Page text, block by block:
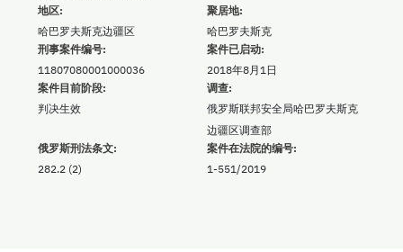
地区:
哈巴罗夫斯克边疆区
聚居地:
哈巴罗夫斯克
刑事案件编号:
11807080001000036
案件已启动:
2018年8月1日
案件目前阶段:
判决生效
调查:
俄罗斯联邦安全局哈巴罗夫斯克
边疆区调查部
俄罗斯刑法条文:
282.2 (2)
案件在法院的编号:
1-551/2019